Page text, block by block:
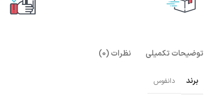
توضیحات تکمیلی نظرات (0)
برند دانفوس